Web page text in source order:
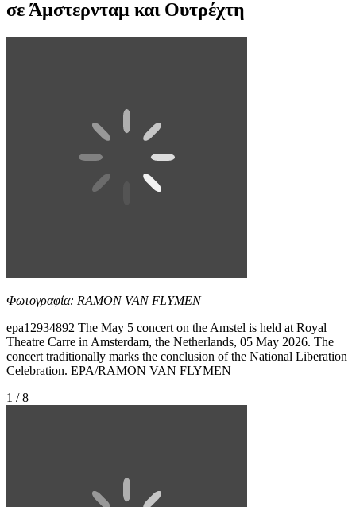
σε Άμστερνταμ και Ουτρέχτη
Φωτογραφία: RAMON VAN FLYMEN
epa12934892 The May 5 concert on the Amstel is held at Royal
Theatre Carre in Amsterdam, the Netherlands, 05 May 2026. The
concert traditionally marks the conclusion of the National Liberation
Celebration. EPA/RAMON VAN FLYMEN
1 / 8